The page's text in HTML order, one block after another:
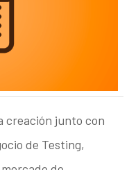
creación junto con
de Testing,